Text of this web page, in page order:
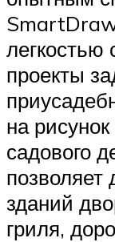
легкостью
проекты
на
садового
позволяет
зданий
гриля,